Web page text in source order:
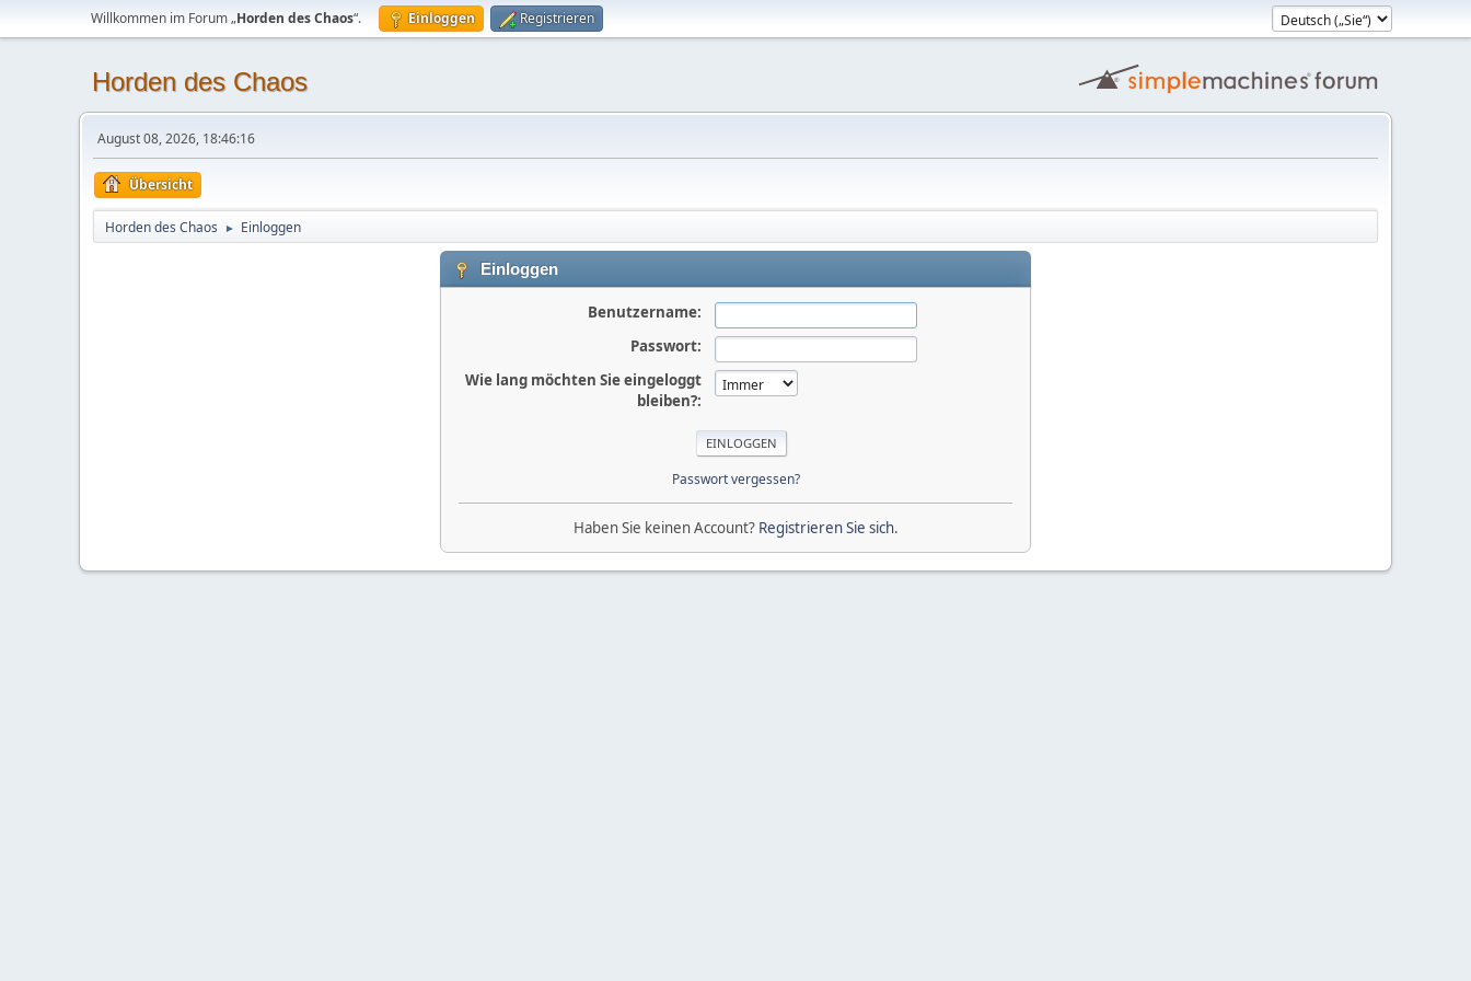
Willkommen im Forum „Horden des Chaos“. Einloggen Registrieren
Horden des Chaos
August 08, 2026, 18:46:16
Übersicht
Horden des Chaos ► Einloggen
Einloggen
Benutzername:
Passwort:
Wie lang möchten Sie eingeloggt
bleiben?:
Passwort vergessen?
Haben Sie keinen Account? Registrieren Sie sich.